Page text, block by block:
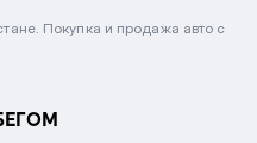
Покупка и продажа авто с